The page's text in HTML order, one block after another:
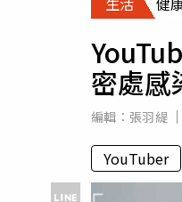
密處感
編輯： 張羽緹
YouTuber